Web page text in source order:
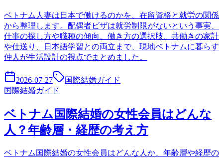
ベトナム人妻は日本で働けるのかを、在留資格と就労の関係
から整理します。配偶者ビザは就労制限がないという事実、
仕事の探し方や職種の傾向、働き方の選択肢、共働きの家計
や仕送り、日本語学習との両立まで、現地ベトナムに暮らす
仲人が生活設計の視点でまとめました。
2026-07-27
国際結婚ガイド
国際結婚ガイド
ベトナム国際結婚の女性会員はどんな
人？年齢層・経歴の考え方
ベトナム国際結婚の女性会員はどんな人か、年齢層や経歴の